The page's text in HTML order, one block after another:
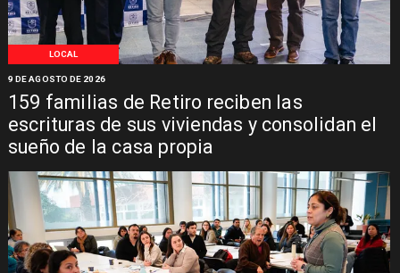
LOCAL
159 familias de Retiro reciben las
escrituras de sus viviendas y consolidan el
sueño de la casa propia
9 DE AGOSTO DE 2026